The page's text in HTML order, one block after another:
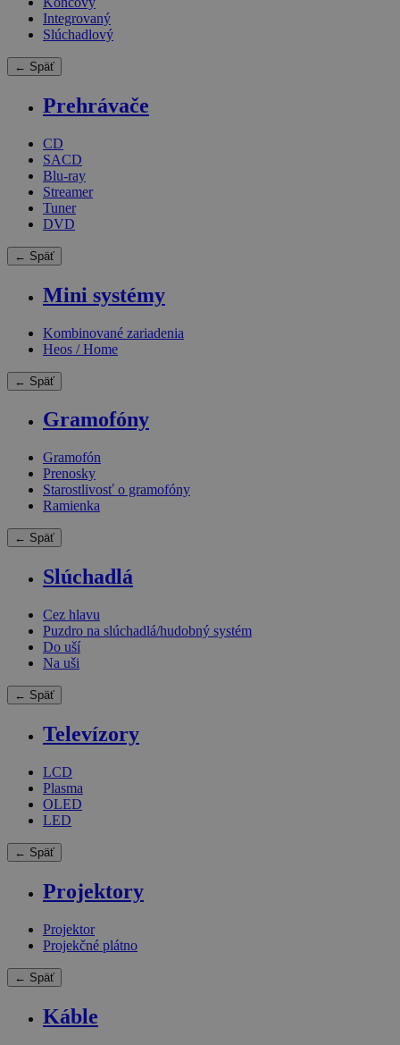
Integrovaný
Slúchadlový
← Späť
Prehrávače
CD
SACD
Blu-ray
Streamer
Tuner
DVD
← Späť
Mini systémy
Kombinované zariadenia
Heos / Home
← Späť
Gramofóny
Gramofón
Prenosky
Starostlivosť o gramofóny
Ramienka
← Späť
Slúchadlá
Cez hlavu
Puzdro na slúchadlá/hudobný systém
Do uší
Na uši
← Späť
Televízory
LCD
Plasma
OLED
LED
← Späť
Projektory
Projektor
Projekčné plátno
← Späť
Káble